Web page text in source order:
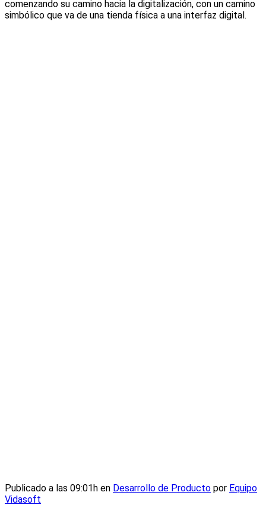
Publicado a las 09:01h en Desarrollo de Producto por Equipo
Vidasoft